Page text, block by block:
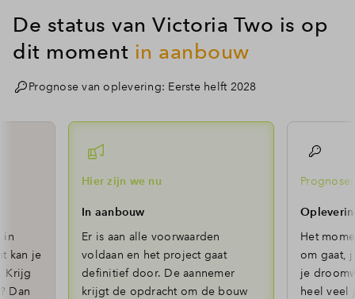
De status van Victoria Two is op
dit moment in aanbouw
Prognose van oplevering: Eerste helft 2028
in
kan je
Krijg
Dan
Hier zijn we nu
In aanbouw
Er is aan alle voorwaarden
voldaan en het project gaat
definitief door. De aannemer
krijgt de opdracht om de bouw
Het
om gaat,
je
heel veel